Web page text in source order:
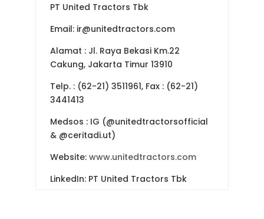
PT United Tractors Tbk
Email: ir@unitedtractors.com
Alamat : Jl. Raya Bekasi Km.22
Cakung, Jakarta Timur 13910
Telp. : (62-21) 3511961, Fax : (62-21)
3441413
Medsos : IG (@unitedtractorsofficial
& @ceritadi.ut)
Website: www.unitedtractors.com
LinkedIn: PT United Tractors Tbk